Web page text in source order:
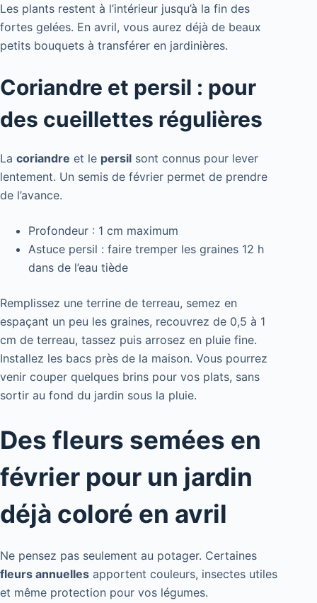
Les plants restent à l’intérieur jusqu’à la fin des
fortes gelées. En avril, vous aurez déjà de beaux
petits bouquets à transférer en jardinières.
Coriandre et persil : pour
des cueillettes régulières
La coriandre et le persil sont connus pour lever
lentement. Un semis de février permet de prendre
de l’avance.
Profondeur : 1 cm maximum
Astuce persil : faire tremper les graines 12 h
dans de l’eau tiède
Remplissez une terrine de terreau, semez en
espaçant un peu les graines, recouvrez de 0,5 à 1
cm de terreau, tassez puis arrosez en pluie fine.
Installez les bacs près de la maison. Vous pourrez
venir couper quelques brins pour vos plats, sans
sortir au fond du jardin sous la pluie.
Des fleurs semées en
février pour un jardin
déjà coloré en avril
Ne pensez pas seulement au potager. Certaines
fleurs annuelles apportent couleurs, insectes utiles
et même protection pour vos légumes.